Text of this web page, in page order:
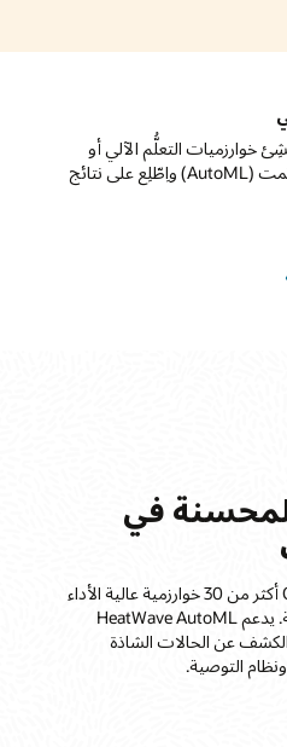
خوارزميات التعلُّم الآلي أو
اختبرها. جَرّب التعلُّم الآلي المؤتمت (AutoML) واِطّلِع على نتائج
في
تتضمن Oracle AI Database أكثر من 30 خوارزمية عالية الأداء
تقدم إمكانات تعلّم آلة شائعة. يدعم HeatWave AutoML
الكشف عن الحالات الشاذة
التوصية.